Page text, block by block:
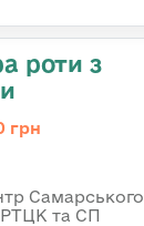
роти з
грн
Самарського
та СП